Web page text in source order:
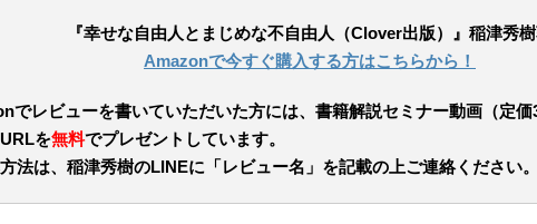
『幸せな自由人とまじめな不自由人（Clover出版）』稲津秀
Amazonで今すぐ購入する方はこちらから！
でレビューを書いていただいた方には、 書籍解説セミナー動画（定価
を無料でプレゼントしています。
法は、稲津秀樹のLINEに「レビュー名」を記載の上ご連絡ください。